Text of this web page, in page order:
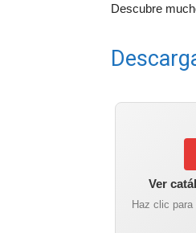
Descubre
Ver
Haz clic